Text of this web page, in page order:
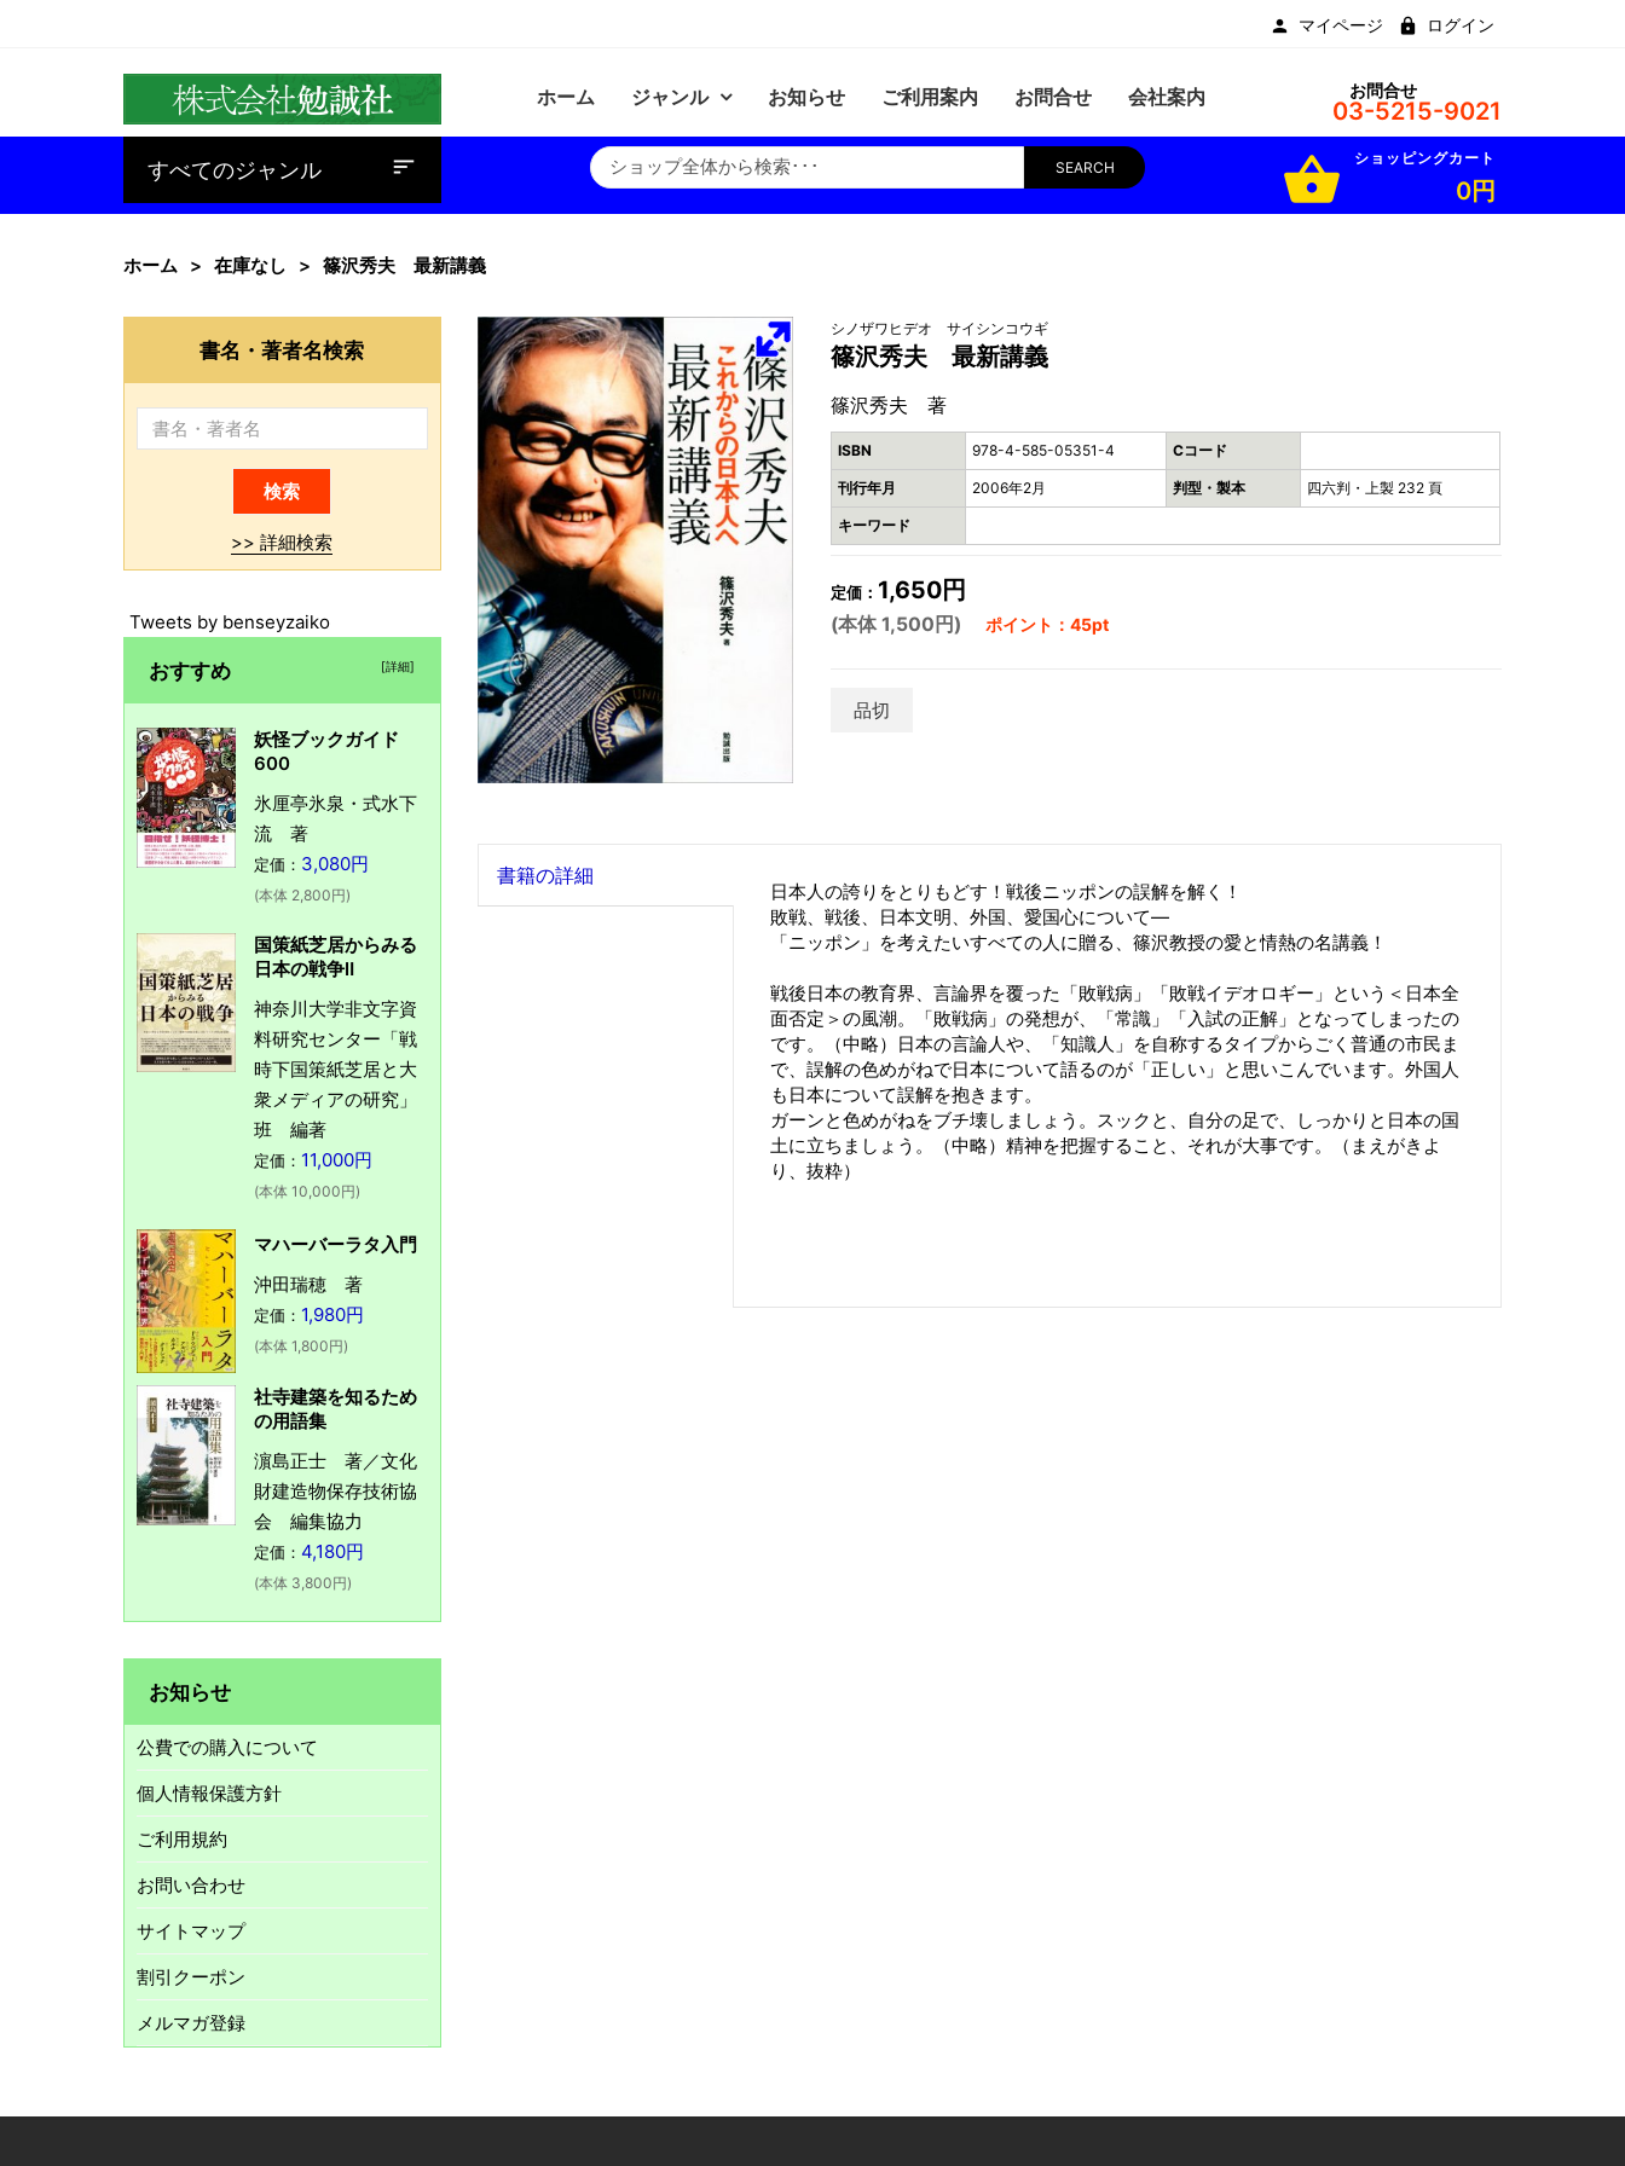
マイページ ログイン
ホーム ジャンル お知らせ ご利用案内 お問合せ 会社案内 お問合せ
03-5215-9021
すべてのジャンル
baseline_sort SEARCH shopping_basket ショッピングカート
0円
ホーム 在庫なし 篠沢秀夫 最新講義
シノザワヒデオ サイシンコウギ
篠沢秀夫 最新講義
篠沢秀夫 著
ISBN 978-4-585-05351-4 Cコード
刊行年月 2006年2月 判型・製本 四六判・上製 232 頁
キーワード
定価： 1,650円
(本体 1,500円) ポイント：45pt
品切
書籍の詳細
日本人の誇りをとりもどす！戦後ニッポンの誤解を解く！
敗戦、戦後、日本文明、外国、愛国心について―
「ニッポン」を考えたいすべての人に贈る、篠沢教授の愛と情熱の名講義！
戦後日本の教育界、言論界を覆った「敗戦病」「敗戦イデオロギー」という＜日本全
面否定＞の風潮。「敗戦病」の発想が、「常識」「入試の正解」となってしまったの
です。（中略）日本の言論人や、「知識人」を自称するタイプからごく普通の市民ま
で、誤解の色めがねで日本について語るのが「正しい」と思いこんでいます。外国人
も日本について誤解を抱きます。
ガーンと色めがねをブチ壊しましょう。スックと、自分の足で、しっかりと日本の国
土に立ちましょう。（中略）精神を把握すること、それが大事です。（まえがきよ
り、抜粋）
書名・著者名検索
>> 詳細検索
Tweets by benseyzaiko
おすすめ [詳細]
妖怪ブックガイド
600
氷厘亭氷泉・式水下
流 著
定価： 3,080円
(本体 2,800円)
国策紙芝居からみる
日本の戦争Ⅱ
神奈川大学非文字資
料研究センター「戦
時下国策紙芝居と大
衆メディアの研究」
班 編著
定価： 11,000円
(本体 10,000円)
マハーバーラタ入門
沖田瑞穂 著
定価： 1,980円
(本体 1,800円)
社寺建築を知るため
の用語集
濵島正士 著／文化
財建造物保存技術協
会 編集協力
定価： 4,180円
(本体 3,800円)
お知らせ
公費での購入について
個人情報保護方針
ご利用規約
お問い合わせ
サイトマップ
割引クーポン
メルマガ登録